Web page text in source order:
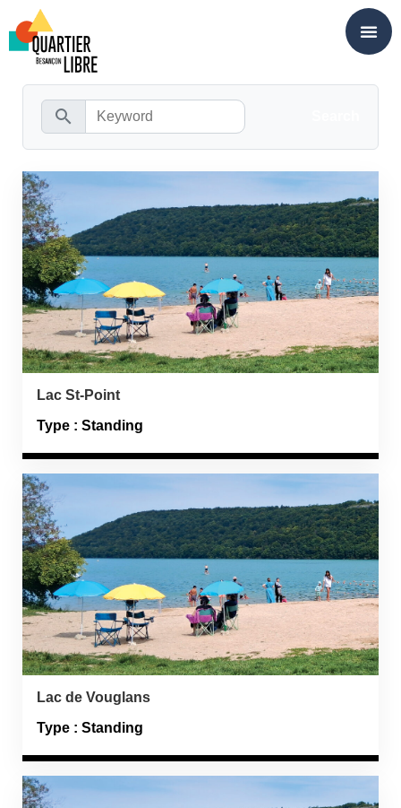
search
Lac St-Point
Type : Standing
Lac de Vouglans
Type : Standing
Panneau de gestion des cookies